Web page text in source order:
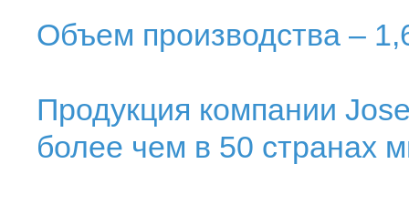
Объем производства –
Продукция компании
более чем в 50 странах